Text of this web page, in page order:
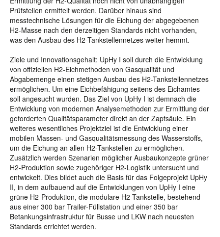
Prüfstellen ermittelt werden. Darüber hinaus sind
messtechnische Lösungen für die Eichung der abgegebenen
H2-Masse nach den derzeitigen Standards nicht vorhanden,
was den Ausbau des H2-Tankstellennetzes weiter hemmt.
Ziele und Innovationsgehalt: UpHy I soll durch die Entwicklung
von offiziellen H2-Eichmethoden von Gasqualität und
Abgabemenge einen stetigen Ausbau des H2-Tankstellennetzes
ermöglichen. Um eine Eichbefähigung seitens des Eichamtes
soll angesucht wurden. Das Ziel von UpHy I ist demnach die
Entwicklung von modernen Analysemethoden zur Ermittlung der
geforderten Qualitätsparameter direkt an der Zapfsäule. Ein
weiteres wesentliches Projektziel ist die Entwicklung einer
mobilen Massen- und Gasqualitätsmessung des Wasserstoffs,
um die Eichung an allen H2-Tankstellen zu ermöglichen.
Zusätzlich werden Szenarien möglicher Ausbaukonzepte grüner
H2-Produktion sowie zugehöriger H2-Logistik untersucht und
entwickelt. Dies bildet auch die Basis für das Folgeprojekt UpHy
II, in dem aufbauend auf die Entwicklungen von UpHy I eine
grüne H2-Produktion, die modulare H2-Tankstelle, bestehend
aus einer 300 bar Trailer-Füllstation und einer 350 bar
Betankungsinfrastruktur für Busse und LKW nach neuesten
Standards errichtet werden.